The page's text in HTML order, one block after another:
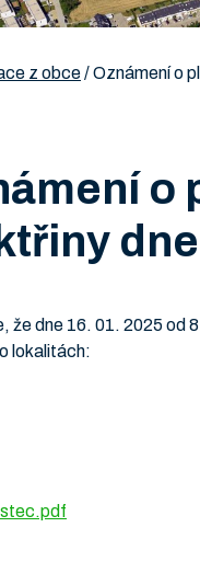
z obce/Oznámení o
o
že dne 16. 01. 2025 od
lokalitách: